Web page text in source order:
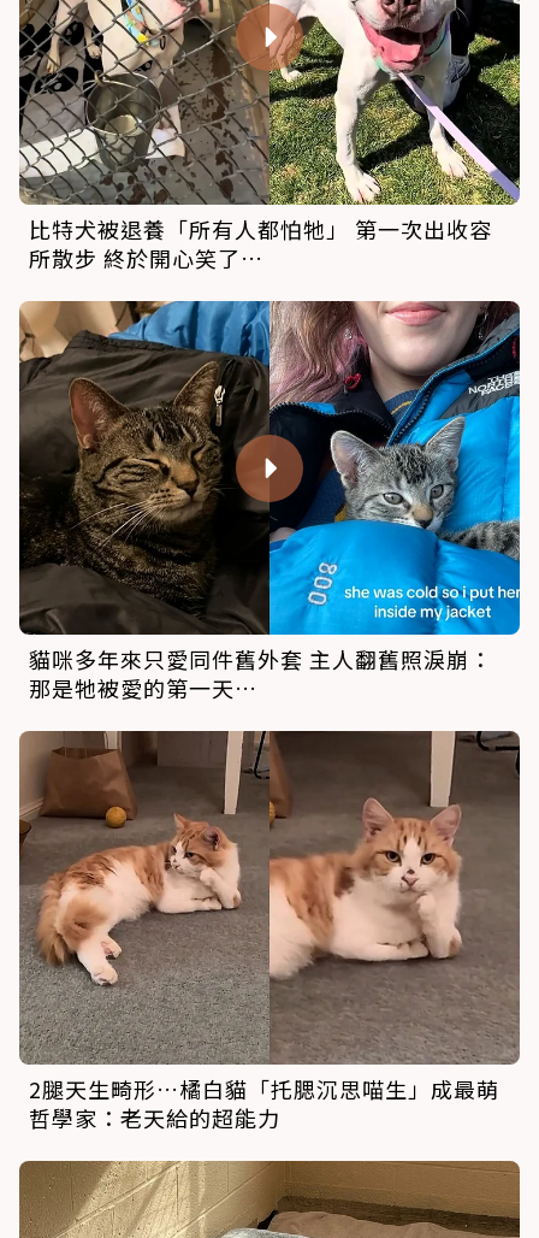
比特犬被退養「所有人都怕牠」 第一次出收容
所散步 終於開心笑了…
貓咪多年來只愛同件舊外套 主人翻舊照淚崩：
那是牠被愛的第一天…
2腿天生畸形…橘白貓「托腮沉思喵生」成最萌
哲學家：老天給的超能力